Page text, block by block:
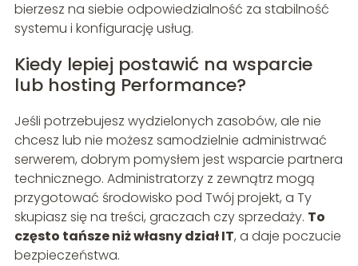
bierzesz na siebie odpowiedzialność za stabilność
systemu i konfigurację usług.
Kiedy lepiej postawić na wsparcie
lub hosting Performance?
Jeśli potrzebujesz wydzielonych zasobów, ale nie
chcesz lub nie możesz samodzielnie administrwać
serwerem, dobrym pomysłem jest wsparcie partnera
technicznego. Administratorzy z zewnątrz mogą
przygotować środowisko pod Twój projekt, a Ty
skupiasz się na treści, graczach czy sprzedaży. To
często tańsze niż własny dział IT, a daje poczucie
bezpieczeństwa.